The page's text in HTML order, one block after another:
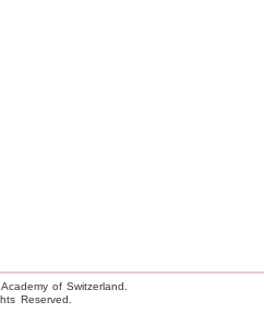
of Switzerland.
Reserved.